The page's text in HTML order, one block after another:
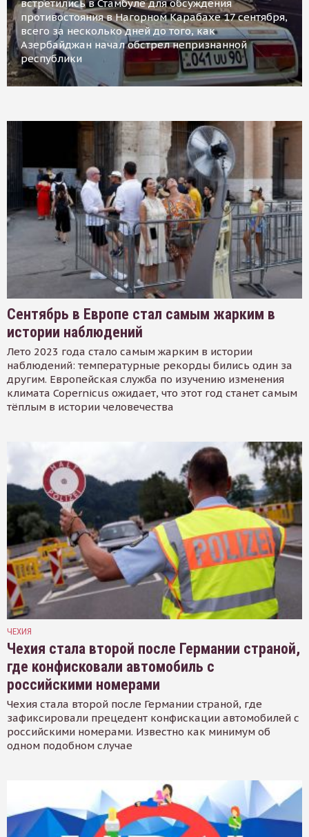
встретились в Стамбуле для обсуждения
противостояния в Нагорном Карабахе 17 сентября,
всего за несколько дней до того, как
Азербайджан начал обстрел непризнанной
республики
Сентябрь в Европе стал самым жарким в
истории наблюдений
Лето 2023 года стало самым жарким в истории
наблюдений: температурные рекорды бились один за
другим. Европейская служба по изучению изменения
климата Copernicus ожидает, что этот год станет самым
тёплым в истории человечества
ЧЕХИЯ
Чехия стала второй после Германии страной,
где конфисковали автомобиль с
российскими номерами
Чехия стала второй после Германии страной, где
зафиксировали прецедент конфискации автомобилей с
российскими номерами. Известно как минимум об
одном подобном случае